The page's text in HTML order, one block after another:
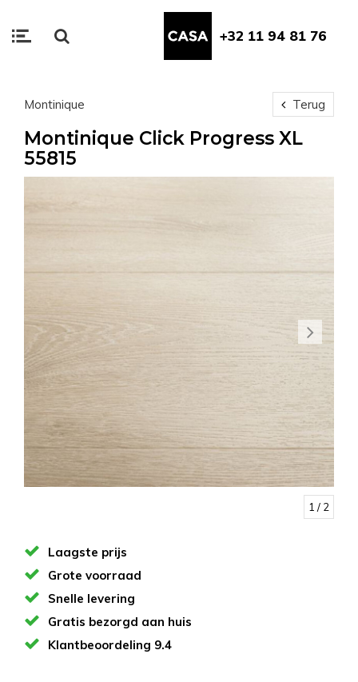
+32 11 94 81 76
Montinique Terug
Montinique Click Progress XL
55815
1 / 2
Laagste prijs
Grote voorraad
Snelle levering
Gratis bezorgd aan huis
Klantbeoordeling 9.4